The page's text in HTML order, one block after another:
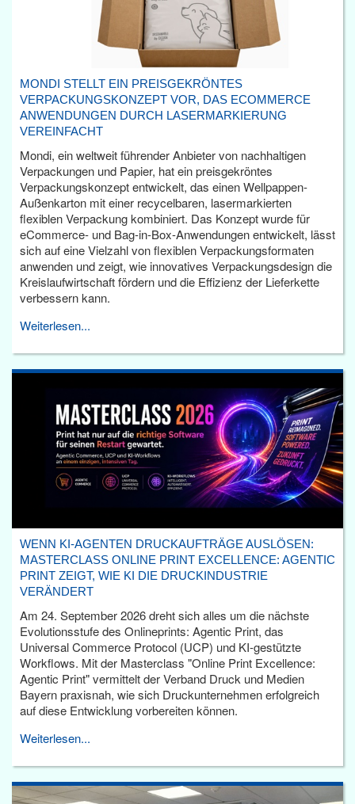
MONDI STELLT EIN PREISGEKRÖNTES
VERPACKUNGSKONZEPT VOR, DAS ECOMMERCE
ANWENDUNGEN DURCH LASERMARKIERUNG
VEREINFACHT
Mondi, ein weltweit führender Anbieter von nachhaltigen
Verpackungen und Papier, hat ein preisgekröntes
Verpackungskonzept entwickelt, das einen Wellpappen-
Außenkarton mit einer recycelbaren, lasermarkierten
flexiblen Verpackung kombiniert. Das Konzept wurde für
eCommerce- und Bag-in-Box-Anwendungen entwickelt, lässt
sich auf eine Vielzahl von flexiblen Verpackungsformaten
anwenden und zeigt, wie innovatives Verpackungsdesign die
Kreislaufwirtschaft fördern und die Effizienz der Lieferkette
verbessern kann.
Weiterlesen...
WENN KI-AGENTEN DRUCKAUFTRÄGE AUSLÖSEN:
MASTERCLASS ONLINE PRINT EXCELLENCE: AGENTIC
PRINT ZEIGT, WIE KI DIE DRUCKINDUSTRIE
VERÄNDERT
Am 24. September 2026 dreht sich alles um die nächste
Evolutionsstufe des Onlineprints: Agentic Print, das
Universal Commerce Protocol (UCP) und KI-gestützte
Workflows. Mit der Masterclass "Online Print Excellence:
Agentic Print" vermittelt der Verband Druck und Medien
Bayern praxisnah, wie sich Druckunternehmen erfolgreich
auf diese Entwicklung vorbereiten können.
Weiterlesen...